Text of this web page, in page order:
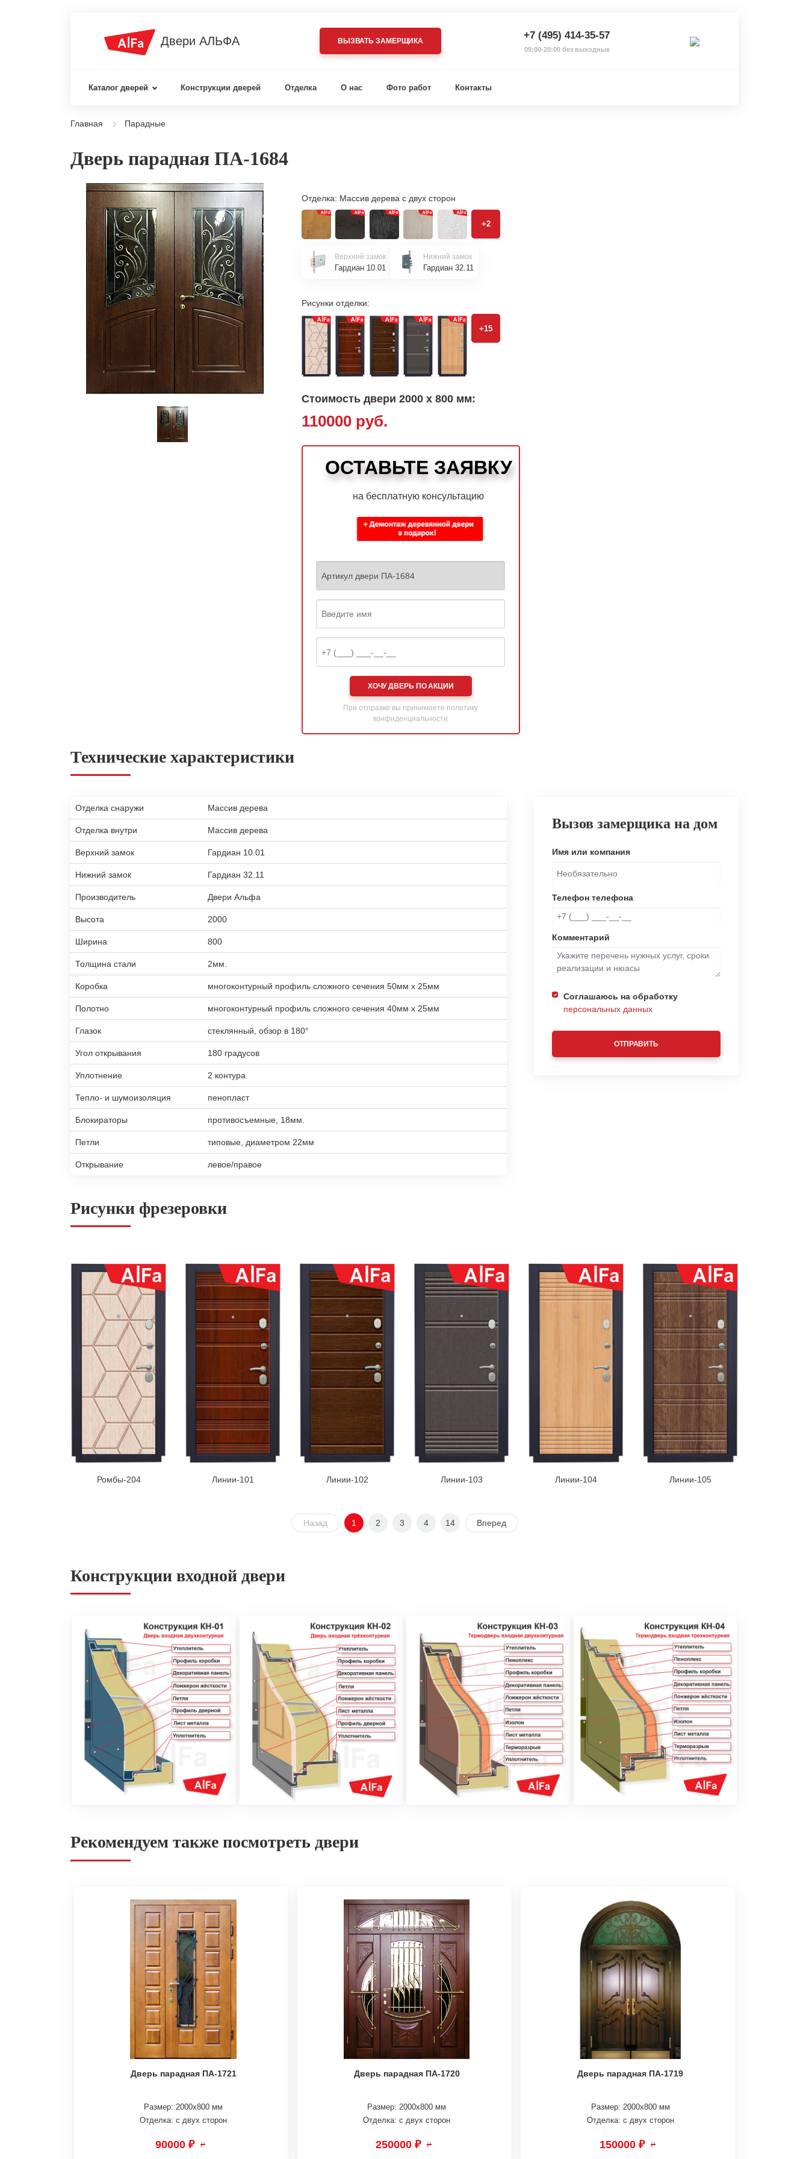
Двери АЛЬФА ВЫЗВАТЬ ЗАМЕРЩИКА +7 (495) 414-35-57
09:00-20:00 без выходных
Каталог дверей Конструкции дверей Отделка О нас Фото работ Контакты
Главная Парадные
Дверь парадная ПА-1684
Отделка: Массив дерева с двух сторон
+2
Верхний замок
Гардиан 10.01
Нижний замок
Гардиан 32.11
Рисунки отделки:
+15
Стоимость двери 2000 х 800 мм:
110000 руб.
ОСТАВЬТЕ ЗАЯВКУ
на бесплатную консультацию
ХОЧУ ДВЕРЬ ПО АКЦИИ
При отправке вы принимаете политику
конфиденциальности
Технические характеристики
Отделка снаружи Массив дерева
Отделка внутри Массив дерева
Верхний замок Гардиан 10.01
Нижний замок Гардиан 32.11
Производитель Двери Альфа
Высота 2000
Ширина 800
Толщина стали 2мм.
Коробка многоконтурный профиль сложного сечения 50мм х 25мм
Полотно многоконтурный профиль сложного сечения 40мм х 25мм
Глазок стеклянный, обзор в 180°
Угол открывания 180 градусов
Уплотнение 2 контура
Тепло- и шумоизоляция пенопласт
Блокираторы противосъемные, 18мм.
Петли типовые, диаметром 22мм
Открывание левое/правое
Вызов замерщика на дом
Имя или компания
Телефон телефона
Комментарий
Соглашаюсь на обработку
персональных данных
ОТПРАВИТЬ
Рисунки фрезеровки
Ромбы-204 Линии-101 Линии-102 Линии-103 Линии-104 Линии-105
Назад 1 2 3 4 14 Вперед
Конструкции входной двери
Рекомендуем также посмотреть двери
Дверь парадная ПА-1721
Размер: 2000х800 мм
Отделка: с двух сторон
90000 ₽ ₽
Дверь парадная ПА-1720
Размер: 2000х800 мм
Отделка: с двух сторон
250000 ₽ ₽
Дверь парадная ПА-1719
Размер: 2000х800 мм
Отделка: с двух сторон
150000 ₽ ₽